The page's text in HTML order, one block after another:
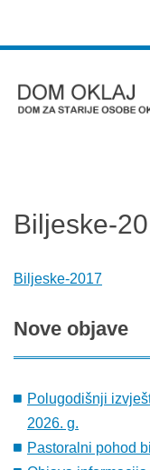
Biljeske-
Biljeske-2017
Nove objave
Polugodišnji
2026. g.
Pastoralni pohod